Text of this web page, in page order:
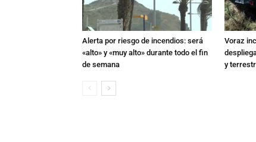
Alerta por riesgo de incendios: será
«alto» y «muy alto» durante todo el fin
de semana
Voraz
y